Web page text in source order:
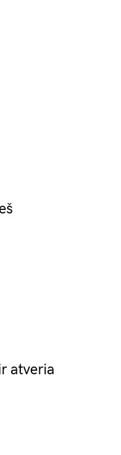
atveria